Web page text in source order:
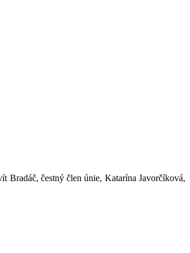
Bradáč, čestný člen únie, Katarína Javorčíková,